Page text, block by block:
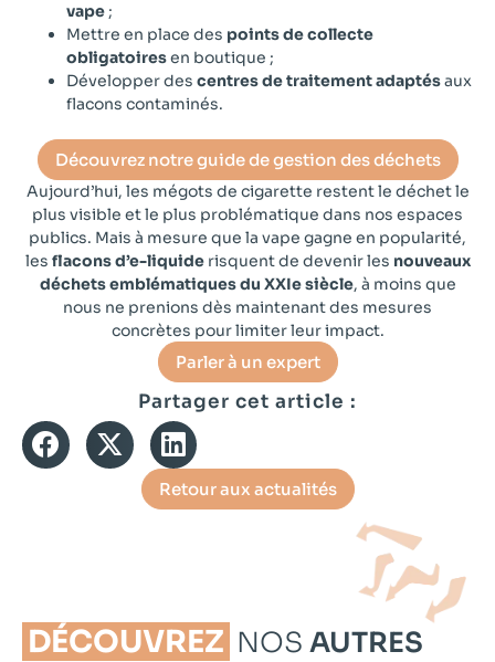
vape ;
Mettre en place des points de collecte
obligatoiresen boutique ;
Développer des centres de traitement adaptésaux
flacons contaminés.
Découvrez notre guide de gestion des déchets
Aujourd’hui, les mégots de cigarette restent le déchet le
plus visible et le plus problématique dans nos espaces
publics. Mais à mesure que la vape gagne en popularité,
les flacons d’e-liquide risquent de devenir les nouveaux
déchets emblématiques du XXIe siècle, à moins que
nous ne prenions dès maintenant des mesures
concrètes pour limiter leur impact.
Parler à un expert
Partager cet article :
Retour aux actualités
DÉCOUVREZ NOS AUTRES